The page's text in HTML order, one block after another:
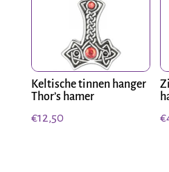
Keltische tinnen hanger
Thor’s hamer
€12,50 €